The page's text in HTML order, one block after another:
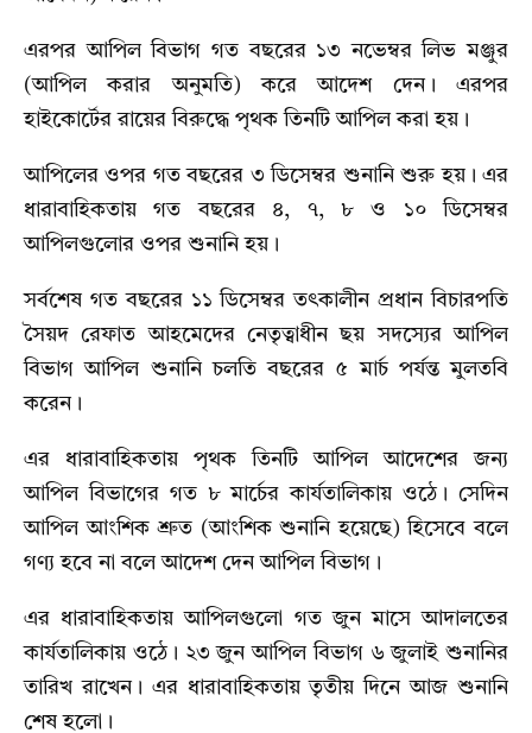
এরপর আপিল বিভাগ গত বছরের ১৩ নভেম্বর লিভ মঞ্জুর
(আপিল করার অনুমতি) করে আদেশ দেন। এরপর
হাইকোর্টের রায়ের বিরুদ্ধে পৃথক তিনটি আপিল করা হয়।
আপিলের ওপর গত বছরের ৩ ডিসেম্বর শুনানি শুরু হয়। এর
ধারাবাহিকতায় গত বছরের ৪, ৭, ৮ ও ১০ ডিসেম্বর
আপিলগুলোর ওপর শুনানি হয়।
সর্বশেষ গত বছরের ১১ ডিসেম্বর তৎকালীন প্রধান বিচারপতি
সৈয়দ রেফাত আহমেদের নেতৃত্বাধীন ছয় সদস্যের আপিল
বিভাগ আপিল শুনানি চলতি বছরের ৫ মার্চ পর্যন্ত মুলতবি
করেন।
এর ধারাবাহিকতায় পৃথক তিনটি আপিল আদেশের জন্য
আপিল বিভাগের গত ৮ মার্চের কার্যতালিকায় ওঠে। সেদিন
আপিল আংশিক শ্রুত (আংশিক শুনানি হয়েছে) হিসেবে বলে
গণ্য হবে না বলে আদেশ দেন আপিল বিভাগ।
এর ধারাবাহিকতায় আপিলগুলো গত জুন মাসে আদালতের
কার্যতালিকায় ওঠে। ২৩ জুন আপিল বিভাগ ৬ জুলাই শুনানির
তারিখ রাখেন। এর ধারাবাহিকতায় তৃতীয় দিনে আজ শুনানি
শেষ হলো।